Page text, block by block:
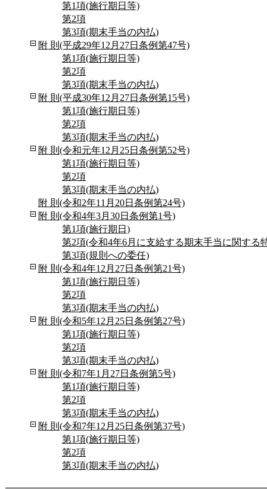
第1項(施行期日等)
第2項
第3項(期末手当の内払)
附 則(平成29年12月27日条例第47号)
第1項(施行期日等)
第2項
第3項(期末手当の内払)
附 則(平成30年12月27日条例第15号)
第1項(施行期日等)
第2項
第3項(期末手当の内払)
附 則(令和元年12月25日条例第52号)
第1項(施行期日等)
第2項
第3項(期末手当の内払)
附 則(令和2年11月20日条例第24号)
附 則(令和4年3月30日条例第1号)
第1項(施行期日)
第2項(令和4年6月に支給する期末手当に関する
第3項(規則への委任)
附 則(令和4年12月27日条例第21号)
第1項(施行期日等)
第2項
第3項(期末手当の内払)
附 則(令和5年12月25日条例第27号)
第1項(施行期日等)
第2項
第3項(期末手当の内払)
附 則(令和7年1月27日条例第5号)
第1項(施行期日等)
第2項
第3項(期末手当の内払)
附 則(令和7年12月25日条例第37号)
第1項(施行期日等)
第2項
第3項(期末手当の内払)